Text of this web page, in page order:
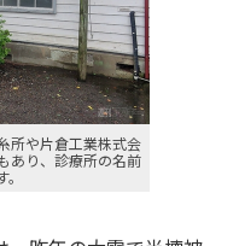
所や片倉工業株式会
あり、診療所の名前